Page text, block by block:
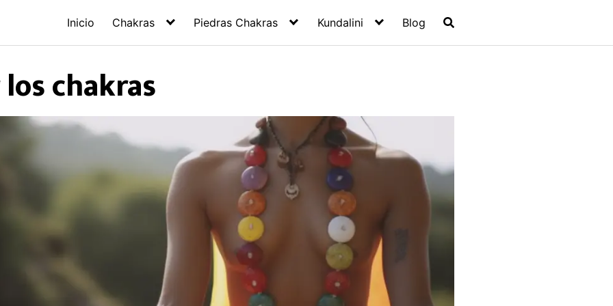
Inicio Chakras Piedras Chakras Kundalini Blog
chakras